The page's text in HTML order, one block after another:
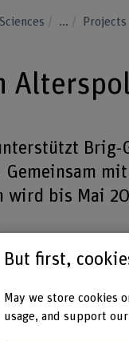
...
Brig-
mit
wird bis Mai
But first,
May we store cookies
usage, and support